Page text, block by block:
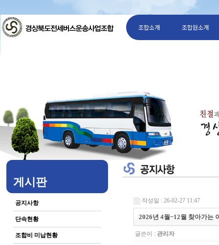
조합소개 조합원소개
게시판
공지사항
단속현황
조합비 미납현황
작성일 : 26-02-27 11:47
2026년 4월~12월 찾아가는
글쓴이 : 관리자